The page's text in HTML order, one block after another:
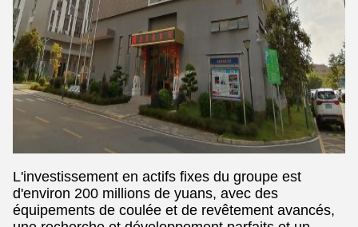
L'investissement en actifs fixes du groupe est
d'environ 200 millions de yuans, avec des
équipements de coulée et de revêtement avancés,